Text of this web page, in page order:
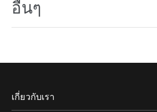
อื่นๆ
เกี่ยวกับเรา